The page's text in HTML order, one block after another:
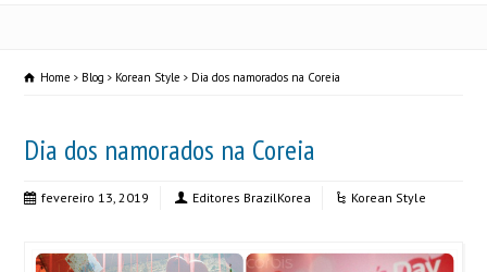
Home Blog Korean Style Dia dos namorados na Coreia
Dia dos namorados na Coreia
fevereiro 13, 2019 Editores BrazilKorea Korean Style